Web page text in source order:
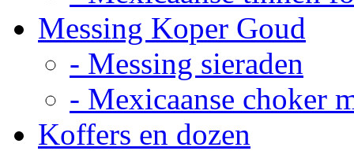
Messing Koper Goud
- Messing sieraden
- Mexicaanse choker
Koffers en dozen